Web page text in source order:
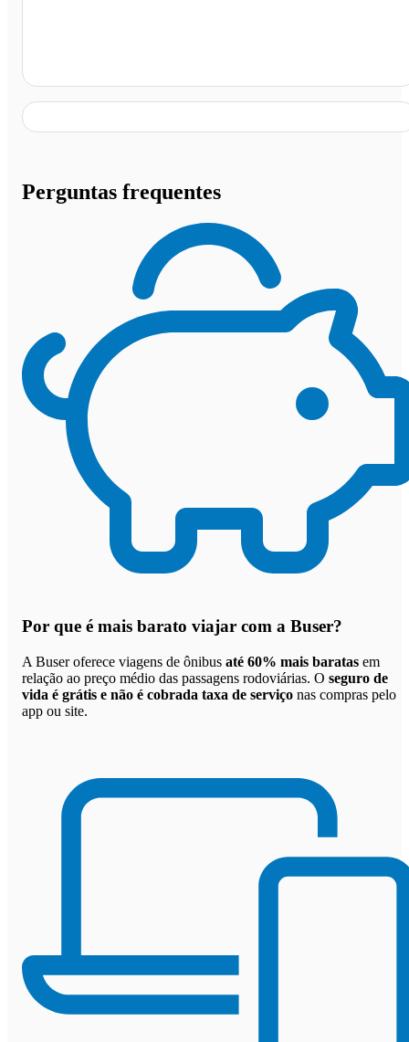
Perguntas frequentes
Por que é mais barato viajar com a Buser?
A Buser oferece viagens de ônibus até 60% mais baratas em
relação ao preço médio das passagens rodoviárias. O seguro de
vida é grátis e não é cobrada taxa de serviço nas compras pelo
app ou site.